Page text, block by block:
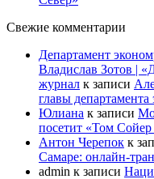
Свежие комментарии
Департамент
Владислав Зотов |
журнал к записи
главы департамента
Юлиана к записи
посетит «Том
Антон Черепок к
Самаре: онлайн-
admin к записи